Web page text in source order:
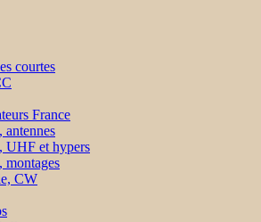
courtes
France
antennes
UHF et hypers
montages
CW